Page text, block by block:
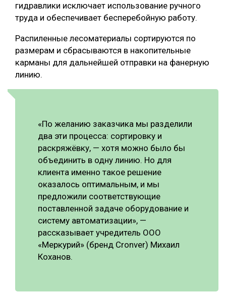
гидравлики исключает использование ручного
труда и обеспечивает бесперебойную работу.
Распиленные лесоматериалы сортируются по
размерам и сбрасываются в накопительные
карманы для дальнейшей отправки на фанерную
линию.
«По желанию заказчика мы разделили
два эти процесса: сортировку и
раскряжёвку, — хотя можно было бы
объединить в одну линию. Но для
клиента именно такое решение
оказалось оптимальным, и мы
предложили соответствующие
поставленной задаче оборудование и
систему автоматизации», —
рассказывает учредитель ООО
«Меркурий» (бренд Cronver) Михаил
Коханов.